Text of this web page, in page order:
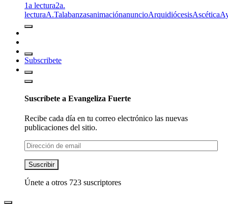
1a lectura2a.
lecturaA.TalabanzasanimaciónanuncioArquidiócesisAscética
Subscribete
Suscríbete a Evangeliza Fuerte
Recibe cada día en tu correo electrónico las nuevas
publicaciones del sitio.
Dirección
de
email
Suscribir
Únete a otros 723 suscriptores